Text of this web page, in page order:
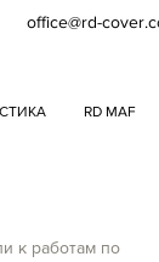
office@rd-
RD MAF
к работам по